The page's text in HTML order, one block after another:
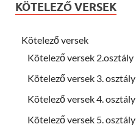
KÖTELEZŐ VERSEK
Kötelező versek
Kötelező versek 2.osztály
Kötelező versek 3. osztály
Kötelező versek 4. osztály
Kötelező versek 5. osztály